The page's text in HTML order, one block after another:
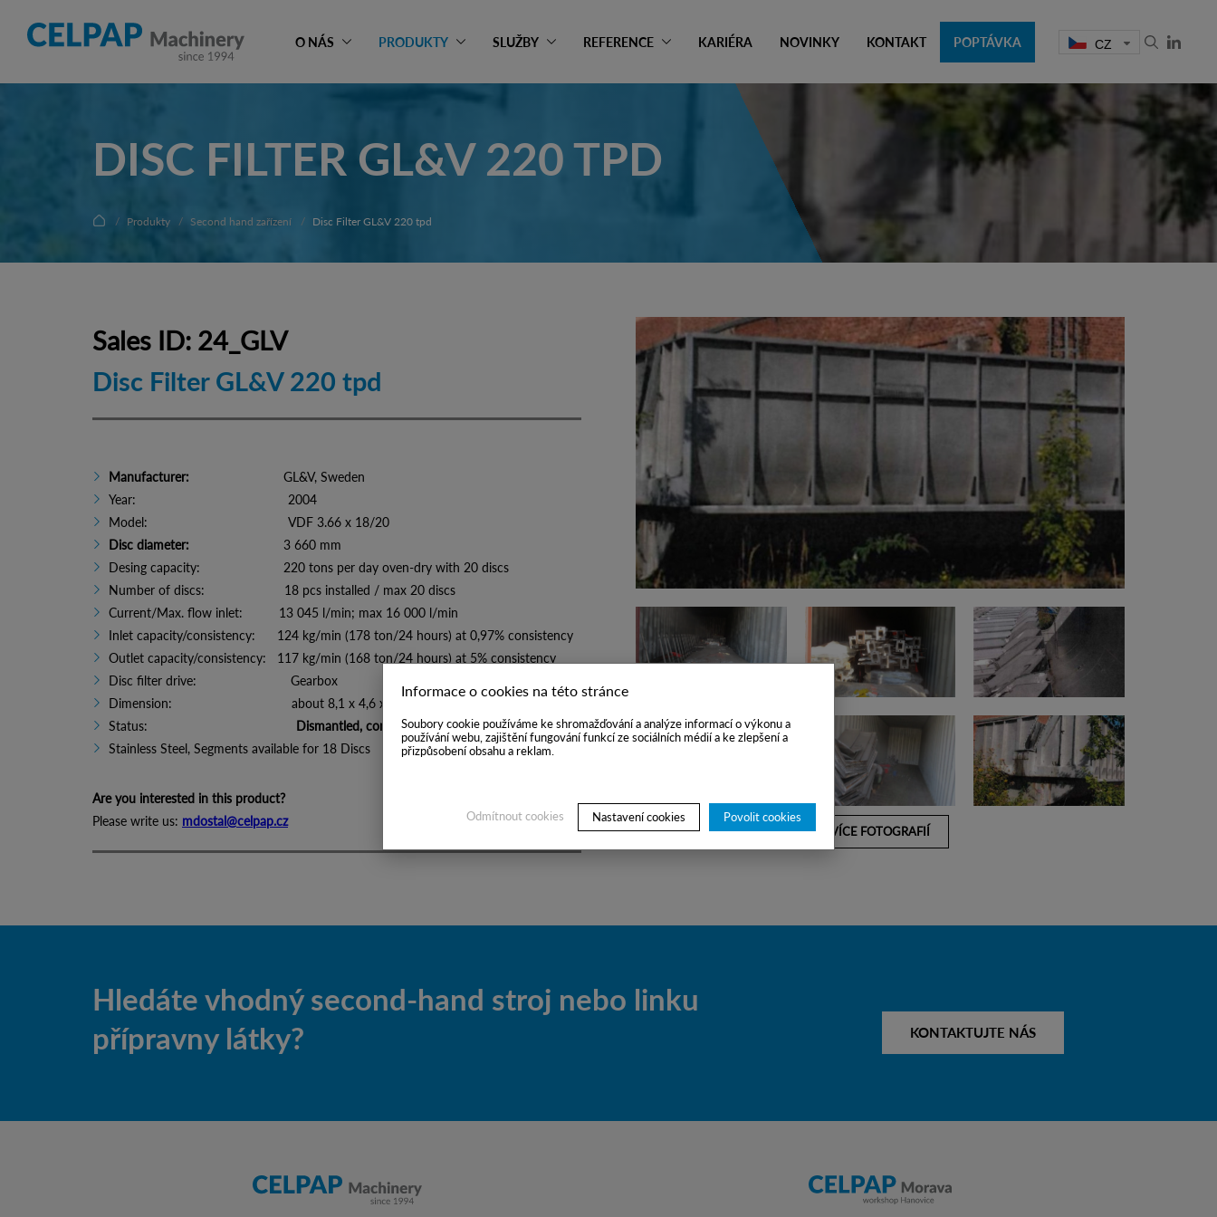
Informace o cookies na této stránce
Soubory cookie používáme ke shromažďování a analýze informací o výkonu a
používání webu, zajištění fungování funkcí ze sociálních médií a ke zlepšení a
přizpůsobení obsahu a reklam.
Povolit cookies
Nastavení cookies
Odmítnout cookies
O NÁS PRODUKTY SLUŽBY REFERENCE KARIÉRA NOVINKY KONTAKT POPTÁVKA CZ
DISC FILTER GL&V 220 TPD
Produkty Second hand zařízení Disc Filter GL&V 220 tpd
Sales ID: 24_GLV
Disc Filter GL&V 220 tpd
Manufacturer:
GL&V, Sweden
Year: 2004
Model: VDF 3.66 x 18/20
Disc diameter: 3 660 mm
Desing capacity: 220 tons per day oven-dry with 20 discs
Number of discs: 18 pcs installed / max 20 discs
Current/Max. flow inlet: 13 045 l/min; max 16 000 l/min
Inlet capacity/consistency: 124 kg/min (178 ton/24 hours) at 0,97% consistency
Outlet capacity/consistency: 117 kg/min (168 ton/24 hours) at 5% consistency
Disc filter drive: Gearbox
Dimension: about 8,1 x 4,6 x 3 m (L x W x H)
Status: Dismantled, complete (stored in containers)
Stainless Steel, Segments available for 18 Discs
Are you interested in this product?
Please write us: mdostal@celpap.cz
VÍCE FOTOGRAFIÍ
Hledáte vhodný second-hand stroj nebo linku
přípravny látky?
KONTAKTUJTE NÁS